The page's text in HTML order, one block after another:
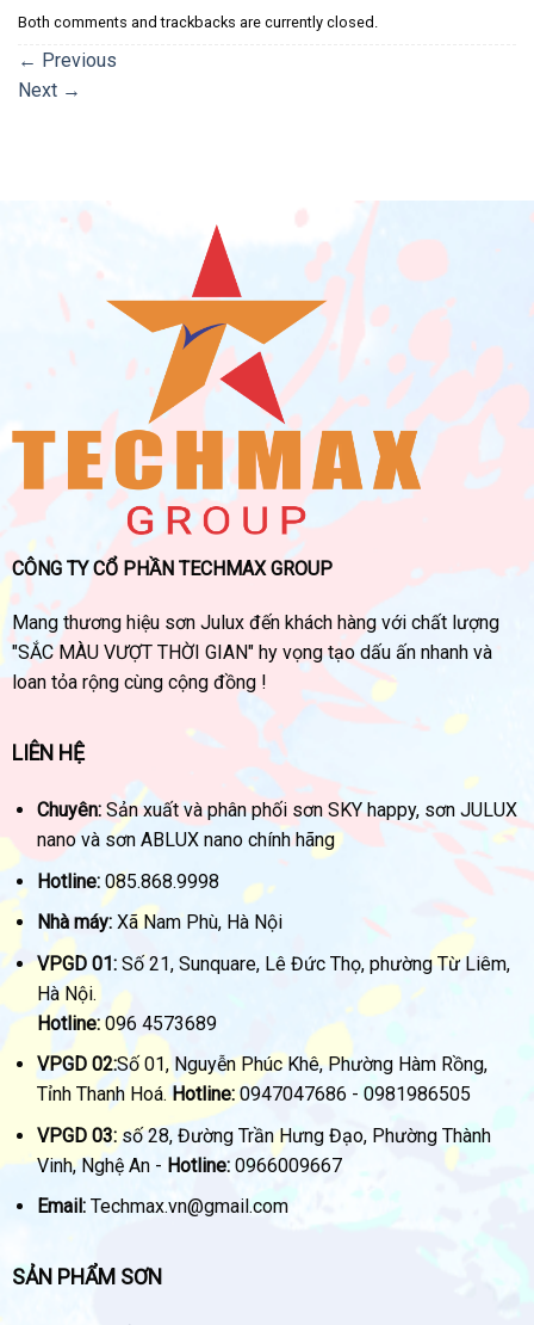
Both comments and trackbacks are currently closed.
← Previous
Next →
CÔNG TY CỔ PHẦN TECHMAX GROUP
Mang thương hiệu sơn Julux đến khách hàng với chất lượng
"SẮC MÀU VƯỢT THỜI GIAN" hy vọng tạo dấu ấn nhanh và
loan tỏa rộng cùng cộng đồng !
LIÊN HỆ
Chuyên:Sản xuất và phân phối sơn SKY happy, sơn JULUX
nano và sơn ABLUX nano chính hãng
Hotline:085.868.9998
Nhà máy:Xã Nam Phù, Hà Nội
VPGD 01:Số 21, Sunquare, Lê Đức Thọ, phường Từ Liêm,
Hà Nội.
Hotline:096 4573689
VPGD 02:Số 01, Nguyễn Phúc Khê, Phường Hàm Rồng,
Tỉnh Thanh Hoá.Hotline:0947047686 - 0981986505
VPGD 03:số 28, Đường Trần Hưng Đạo, Phường Thành
Vinh, Nghệ An - Hotline:0966009667
Email:Techmax.vn@gmail.com
SẢN PHẨM SƠN